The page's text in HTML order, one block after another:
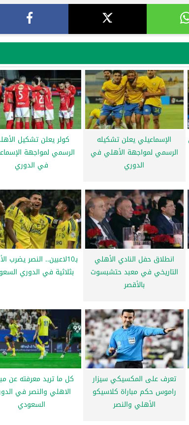
الإسماعيلي يعلن تشكيله
الرسمي لمواجهة الأهلي في
الدوري
كولر يعلن تشكيل
الرسمي لمواجهة
في الدوري
انطلاق حفل النادي الأهلي
التاريخي في معبد حتشبسوت
بالأقصر
بـ10لاعبين.. النصر يضرب
بثلاثية في الدوري
تعرف على المكسيكي سيزار
راموس حكم مباراة كلاسيكو
الأهلي والنصر
كل ما تريد معرفته عن
الاهلي والنصر في
السعودي